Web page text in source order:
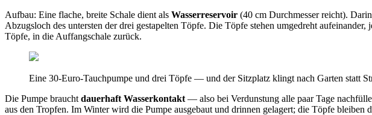
Aufbau: Eine flache, breite Schale dient als Wasserreservoir (40 cm Durchmesser reicht).
Abzugsloch des untersten der drei gestapelten Töpfe. Die Töpfe stehen umgedreht
Töpfe, in die Auffangschale zurück.
Eine 30-Euro-Tauchpumpe und drei Töpfe — und der Sitzplatz klingt nach Garten statt
Die Pumpe braucht dauerhaft Wasserkontakt — also bei Verdunstung alle paar Tage
aus den Tropfen. Im Winter wird die Pumpe ausgebaut und drinnen gelagert; die Töpfe bleiben